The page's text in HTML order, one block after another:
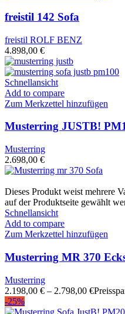
freistil 142 Sofa
freistil ROLF BENZ
4.898,00 €
Schnellansicht
Add to compare
Zum Merkzettel hinzufügen
Musterring JUSTB!
Musterring
2.698,00 €
Dieses Produkt weist mehrere
auf der Produktseite gewählt
Schnellansicht
Add to compare
Zum Merkzettel hinzufügen
Musterring MR 370
Musterring
2.198,00 € – 2.798,00 €
-25%